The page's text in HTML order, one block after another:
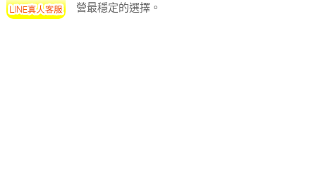
營最穩定的選擇。